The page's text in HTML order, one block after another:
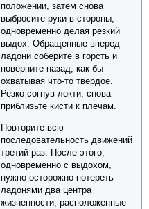
положении, затем снова
выбросите руки в стороны,
одновременно делая резкий
выдох. Обращенные вперед
ладони соберите в горсть и
поверните назад, как бы
охватывая что-то твердое.
Резко согнув локти, снова
приблизьте кисти к плечам.
Повторите всю
последовательность движений
третий раз. После этого,
одновременно с выдохом,
нужно осторожно потереть
ладонями два центра
жизненности, расположенные